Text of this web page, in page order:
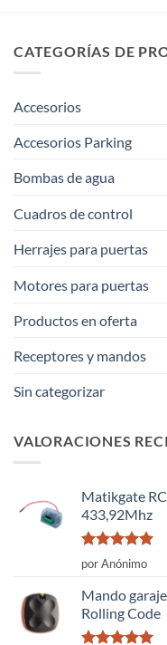
CATEGORÍAS DE
Accesorios
Accesorios Parking
Bombas de agua
Cuadros de control
Herrajes para puertas
Motores para puertas
Productos en oferta
Receptores y mandos
Sin categorizar
VALORACIONES
Matikgate
433,92Mhz
Valorado
con
por Anónimo
Mando
Rolling Code